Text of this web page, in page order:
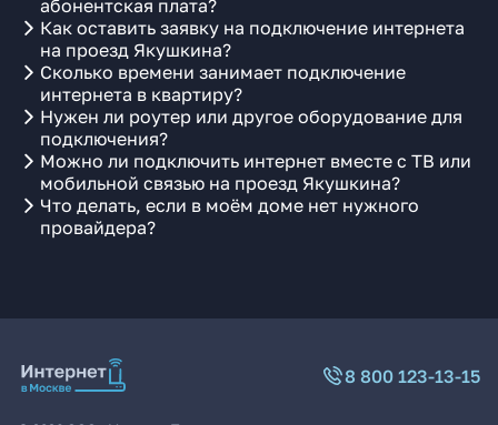
абонентская плата?
Как оставить заявку на подключение интернета
на проезд Якушкина?
Сколько времени занимает подключение
интернета в квартиру?
Нужен ли роутер или другое оборудование для
подключения?
Можно ли подключить интернет вместе с ТВ или
мобильной связью на проезд Якушкина?
Что делать, если в моём доме нет нужного
провайдера?
8 800 123-13-15